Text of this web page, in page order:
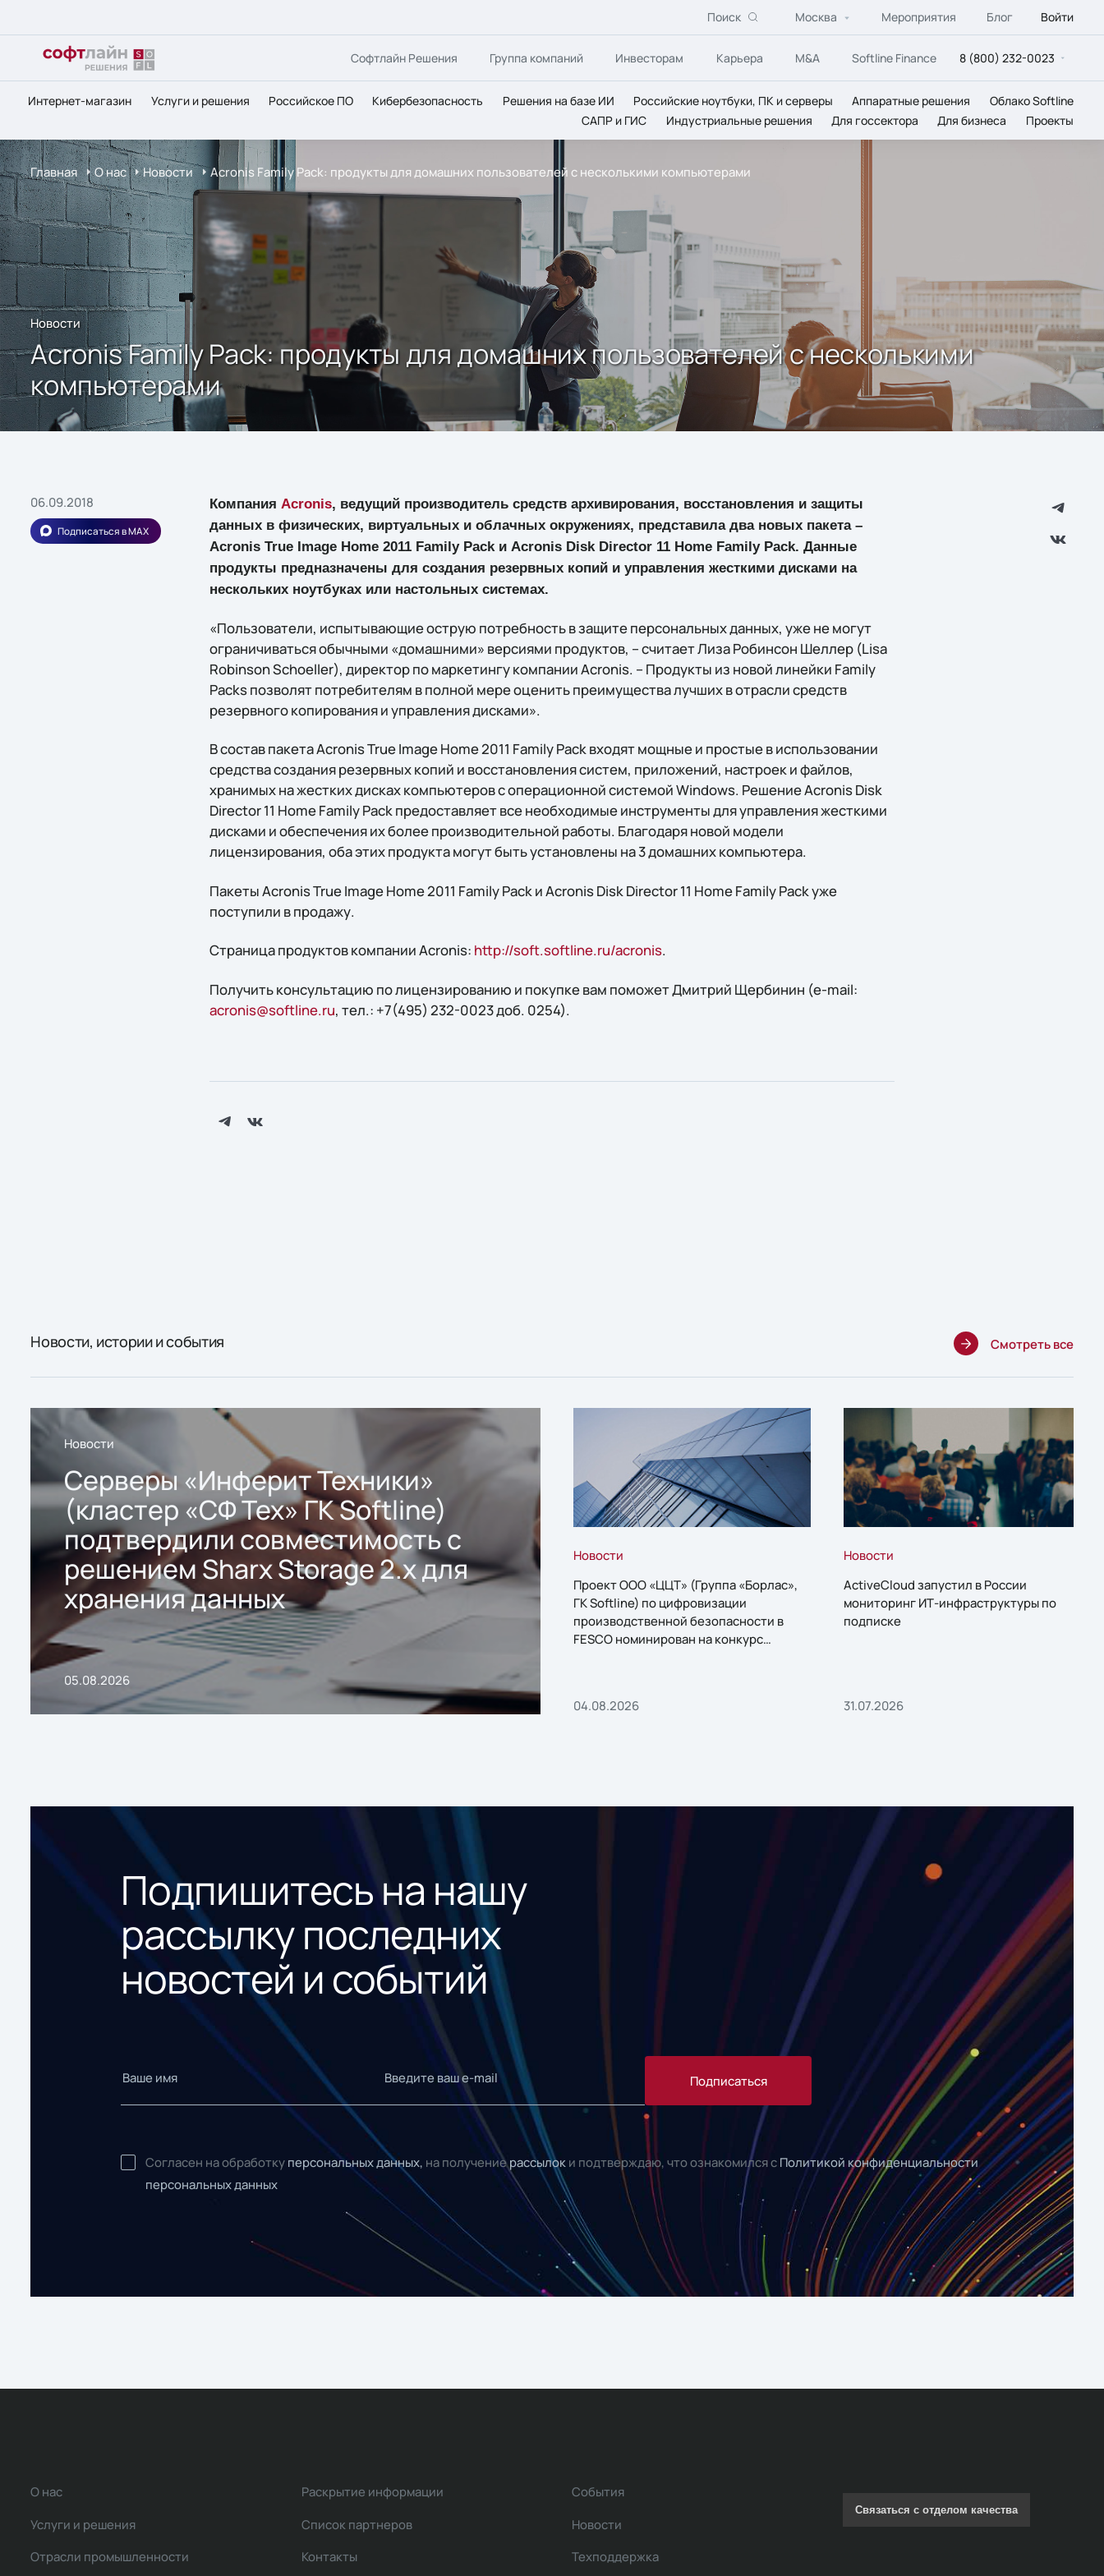
Поиск Москва Мероприятия Блог Войти
Софтлайн Решения Группа компаний Инвесторам Карьера M&A Softline Finance 8 (800) 232-0023
Интернет-магазин Услуги и решения Российское ПО Кибербезопасность Решения на базе ИИ Российские ноутбуки, ПК и серверы Аппаратные решения
Облако Softline
САПР и ГИС
Индустриальные решения Для госсектора Для бизнеса Проекты
Главная О нас Новости Acronis Family Pack: продукты для домашних пользователей с несколькими компьютерами
Новости
Acronis Family Pack: продукты для домашних пользователей с несколькими
компьютерами
06.09.2018
Подписаться в MAX
Компания Acronis, ведущий производитель средств архивирования, восстановления и защиты
данных в физических, виртуальных и облачных окружениях, представила два новых пакета –
Acronis True Image Home 2011 Family Pack и Acronis Disk Director 11 Home Family Pack. Данные
продукты предназначены для создания резервных копий и управления жесткими дисками на
нескольких ноутбуках или настольных системах.
«Пользователи, испытывающие острую потребность в защите персональных данных, уже не могут
ограничиваться обычными «домашними» версиями продуктов, – считает Лиза Робинсон Шеллер (Lisa
Robinson Schoeller), директор по маркетингу компании Acronis. – Продукты из новой линейки Family
Packs позволят потребителям в полной мере оценить преимущества лучших в отрасли средств
резервного копирования и управления дисками».
В состав пакета Acronis True Image Home 2011 Family Pack входят мощные и простые в использовании
средства создания резервных копий и восстановления систем, приложений, настроек и файлов,
хранимых на жестких дисках компьютеров с операционной системой Windows. Решение Acronis Disk
Director 11 Home Family Pack предоставляет все необходимые инструменты для управления жесткими
дисками и обеспечения их более производительной работы. Благодаря новой модели
лицензирования, оба этих продукта могут быть установлены на 3 домашних компьютера.
Пакеты Acronis True Image Home 2011 Family Pack и Acronis Disk Director 11 Home Family Pack уже
поступили в продажу.
Страница продуктов компании Acronis: http://soft.softline.ru/acronis.
Получить конcультацию по лицензированию и покупке вам поможет Дмитрий Щербинин (e-mail:
acronis@softline.ru, тел.: +7(495) 232-0023 доб. 0254).
Новости, истории и события Смотреть все
Новости
Серверы «Инферит Техники»
(кластер «СФ Тех» ГК Softline)
подтвердили совместимость с
решением Sharx Storage 2.x для
хранения данных
05.08.2026
Новости
Проект ООО «ЦЦТ» (Группа «Борлас»,
ГК Softline) по цифровизации
производственной безопасности в
FESCO номинирован на конкурс
04.08.2026
Новости
ActiveCloud запустил в России
мониторинг ИТ-инфраструктуры по
подписке
31.07.2026
Подпишитесь на нашу
рассылку последних
новостей и событий
Подписаться
Согласен на обработку персональных данных, на получениерассылок и подтверждаю, что ознакомился с Политикой конфиденциальности
персональных данных
О нас
Услуги и решения
Отрасли промышленности
Раскрытие информации
Список партнеров
Контакты
События
Новости
Техподдержка
Связаться с отделом качества